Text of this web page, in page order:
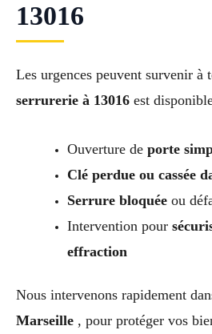
13016
Les urgences peuvent survenir à
serrurerie à 13016 est
Ouverture de porte
Clé perdue ou cassée
Serrure bloquéeou
Intervention pour
effraction
Nous intervenons rapidement
Marseille , pour protéger vos